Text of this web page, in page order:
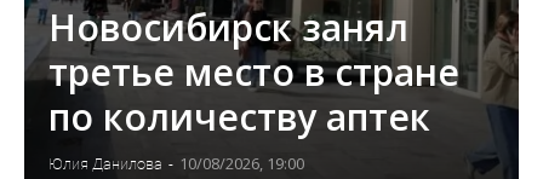
Новосибирск занял
третье место в стране
по количеству аптек
Юлия Данилова - 10/08/2026, 19:00